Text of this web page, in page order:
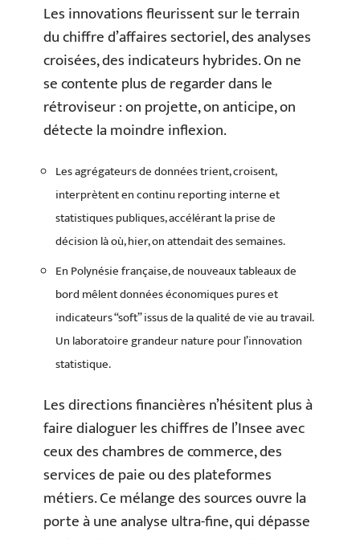
Les innovations fleurissent sur le terrain
du chiffre d’affaires sectoriel, des analyses
croisées, des indicateurs hybrides. On ne
se contente plus de regarder dans le
rétroviseur : on projette, on anticipe, on
détecte la moindre inflexion.
Les agrégateurs de données trient, croisent,
interprètent en continu reporting interne et
statistiques publiques, accélérant la prise de
décision là où, hier, on attendait des semaines.
En Polynésie française, de nouveaux tableaux de
bord mêlent données économiques pures et
indicateurs “soft” issus de la qualité de vie au travail.
Un laboratoire grandeur nature pour l’innovation
statistique.
Les directions financières n’hésitent plus à
faire dialoguer les chiffres de l’Insee avec
ceux des chambres de commerce, des
services de paie ou des plateformes
métiers. Ce mélange des sources ouvre la
porte à une analyse ultra-fine, qui dépasse